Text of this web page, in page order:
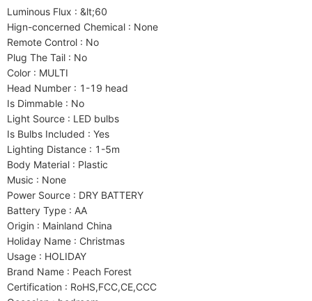
Luminous Flux : &lt;60
Hign-concerned Chemical : None
Remote Control : No
Plug The Tail : No
Color : MULTI
Head Number : 1-19 head
Is Dimmable : No
Light Source : LED bulbs
Is Bulbs Included : Yes
Lighting Distance : 1-5m
Body Material : Plastic
Music : None
Power Source : DRY BATTERY
Battery Type : AA
Origin : Mainland China
Holiday Name : Christmas
Usage : HOLIDAY
Brand Name : Peach Forest
Certification : RoHS,FCC,CE,CCC